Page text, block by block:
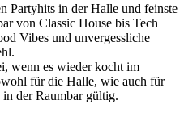
Partyhits in der Halle und feinste
von Classic House bis Tech
Vibes und unvergessliche
wenn es wieder kocht im
für die Halle, wie auch für
der Raumbar gültig.